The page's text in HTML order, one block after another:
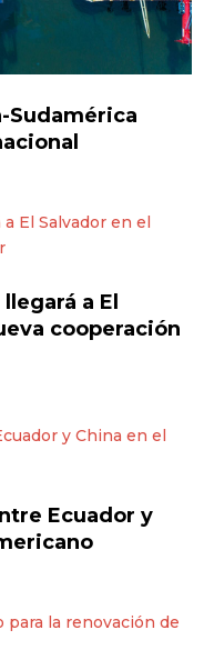
Sudamérica
a El
cooperación
Ecuador y